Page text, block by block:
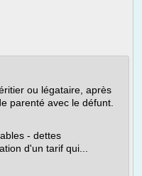
ou légataire, après
parenté avec le défunt.
- dettes
d'un tarif qui...